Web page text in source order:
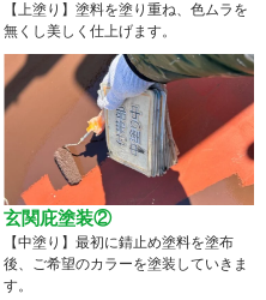
【上塗り】塗料を塗り重ね、色ムラを
無くし美しく仕上げます。
玄関庇塗装②
【中塗り】最初に錆止め塗料を塗布
後、ご希望のカラーを塗装していきま
す。